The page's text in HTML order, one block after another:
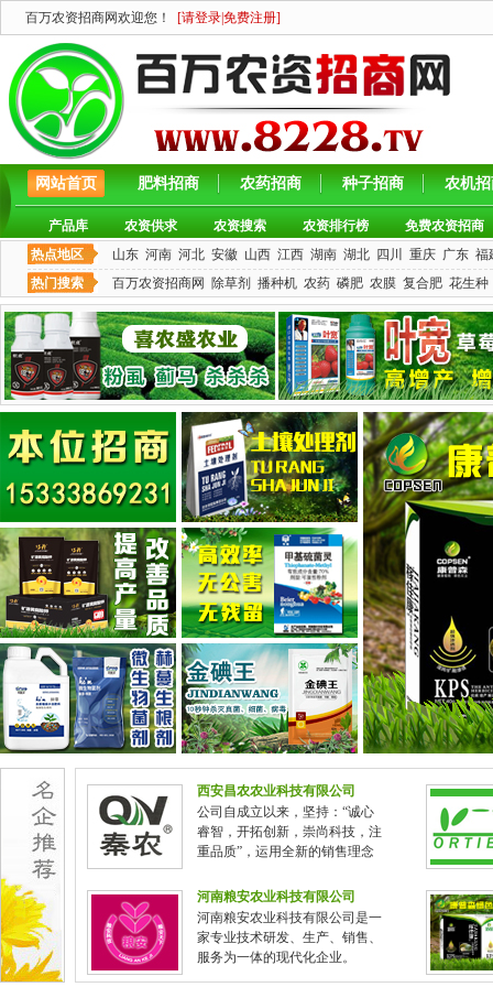
百万农资招商网欢迎您！ [请登录免费注册]
网站首页 肥料招商 农药招商 种子招商 农机
产品库 农资供求 农资搜索 农资排行榜
免费农资招商
热点地区
山东 河南 河北 安徽 山西 江西 湖南 湖北 四川 重庆 广东 福
热门搜索
百万农资招商网 除草剂 播种机 农药 磷肥 农膜 复合肥 花生种
西安昌农农业科技有限公司
公司自成立以来，坚持：“诚心
睿智，开拓创新，崇尚科技，注
重品质”，运用全新的销售理念
农品牌
河南粮安农业科技有限公司
河南粮安农业科技有限公司是一
家专业技术研发、生产、销售、
服务为一体的现代化企业。